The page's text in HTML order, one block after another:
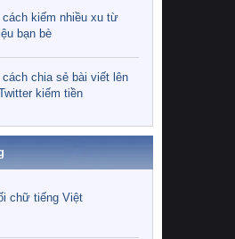
kiếm nhiều xu từ
bạn bè
chia sẻ bài viết lên
kiếm tiền
chữ tiếng Việt